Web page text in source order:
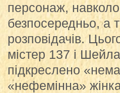
персонаж,
безпосередньо, а
розповідачів.
містер 137 і
підкреслено
«нефемінна»